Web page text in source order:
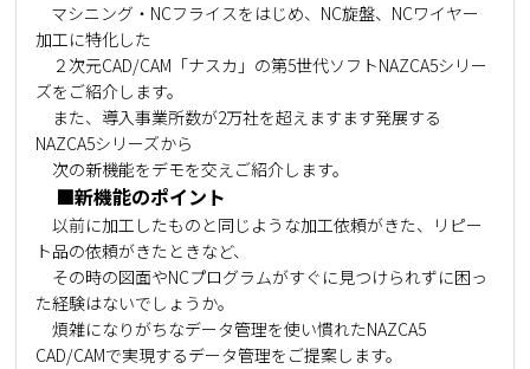
マシニング・NCフライスをはじめ、NC旋盤、NCワイヤー
加工に特化した
２次元CAD/CAM「ナスカ」の第5世代ソフトNAZCA5シリー
ズをご紹介します。
また、導入事業所数が2万社を超えますます発展する
NAZCA5シリーズから
次の新機能をデモを交えご紹介します。
■新機能のポイント
以前に加工したものと同じような加工依頼がきた、リピー
ト品の依頼がきたときなど、
その時の図面やNCプログラムがすぐに見つけられずに困っ
た経験はないでしょうか。
煩雑になりがちなデータ管理を使い慣れたNAZCA5
CAD/CAMで実現するデータ管理をご提案します。